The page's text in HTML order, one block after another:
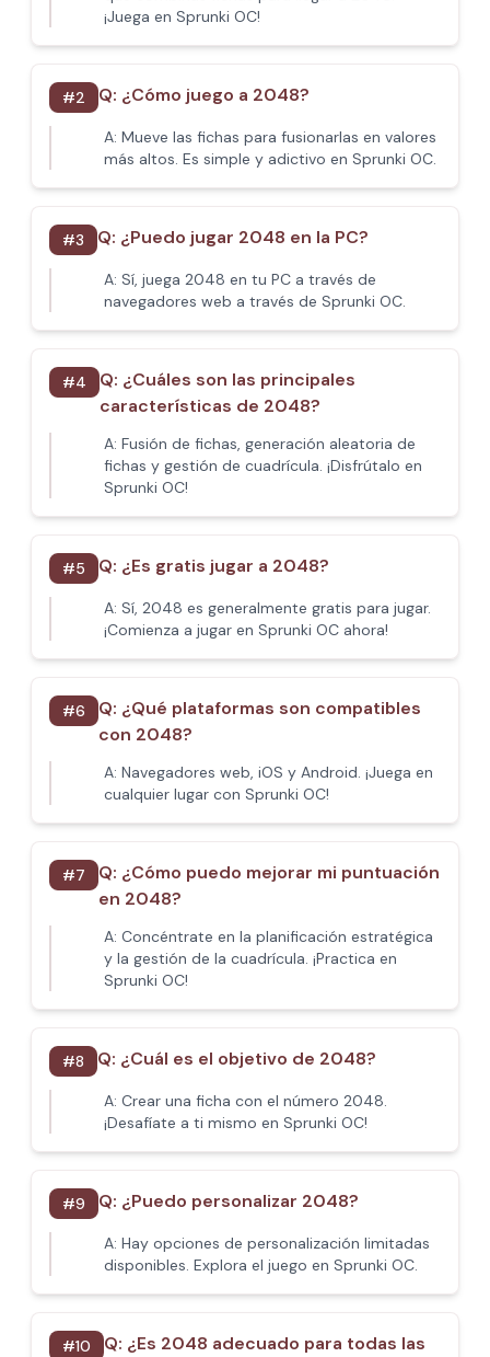
¡Juega en Sprunki OC!
#2 Q: ¿Cómo juego a 2048?
A: Mueve las fichas para fusionarlas en valores
más altos. Es simple y adictivo en Sprunki OC.
#3 Q: ¿Puedo jugar 2048 en la PC?
A: Sí, juega 2048 en tu PC a través de
navegadores web a través de Sprunki OC.
#4 Q: ¿Cuáles son las principales
características de 2048?
A: Fusión de fichas, generación aleatoria de
fichas y gestión de cuadrícula. ¡Disfrútalo en
Sprunki OC!
#5 Q: ¿Es gratis jugar a 2048?
A: Sí, 2048 es generalmente gratis para jugar.
¡Comienza a jugar en Sprunki OC ahora!
#6 Q: ¿Qué plataformas son compatibles
con 2048?
A: Navegadores web, iOS y Android. ¡Juega en
cualquier lugar con Sprunki OC!
#7 Q: ¿Cómo puedo mejorar mi puntuación
en 2048?
A: Concéntrate en la planificación estratégica
y la gestión de la cuadrícula. ¡Practica en
Sprunki OC!
#8 Q: ¿Cuál es el objetivo de 2048?
A: Crear una ficha con el número 2048.
¡Desafíate a ti mismo en Sprunki OC!
#9 Q: ¿Puedo personalizar 2048?
A: Hay opciones de personalización limitadas
disponibles. Explora el juego en Sprunki OC.
#10 Q: ¿Es 2048 adecuado para todas las